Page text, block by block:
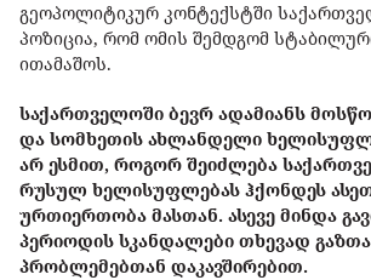
გეოპოლიტიკურ კონტექსტში
პოზიცია, რომ ომის შემდგომ
ითამაშოს.
საქართველოში ბევრ ადამიანს
და სომხეთის ახლანდელი
არ ესმით, როგორ შეიძლება
რუსულ ხელისუფლებას ჰქონდეს
ურთიერთობა მასთან. ასევე მინდა
პერიოდის სკანდალები თხევად
პრობლემებთან დაკავშირებით.